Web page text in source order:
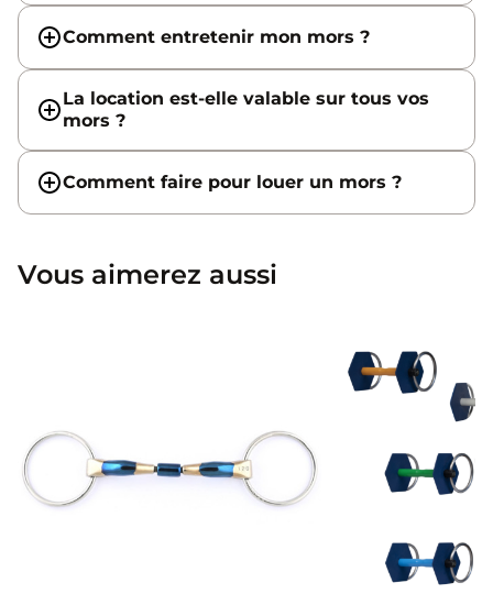
Comment entretenir mon mors ?
La location est-elle valable sur tous vos
mors ?
Comment faire pour louer un mors ?
Vous aimerez aussi